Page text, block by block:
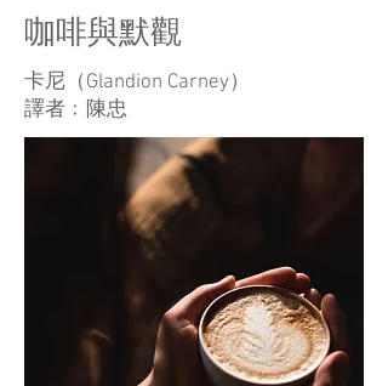
咖啡與默觀
卡尼（Glandion Carney）
譯者﹕陳忠